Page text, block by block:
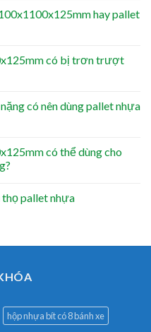
hay pallet
có bị trơn trượt
có nên dùng pallet nhựa
có thể dùng cho
thọ pallet nhựa
hộp nhựa bít có 8 bánh xe